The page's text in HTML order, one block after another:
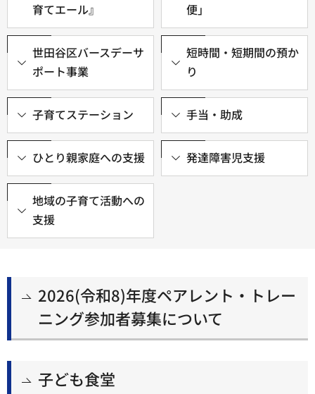
育てエール』
便」
世田谷区バースデーサ
ポート事業
短時間・短期間の預か
り
子育てステーション 手当・助成
ひとり親家庭への支援 発達障害児支援
地域の子育て活動への
支援
2026(令和8)年度ペアレント・トレー
ニング参加者募集について
子ども食堂